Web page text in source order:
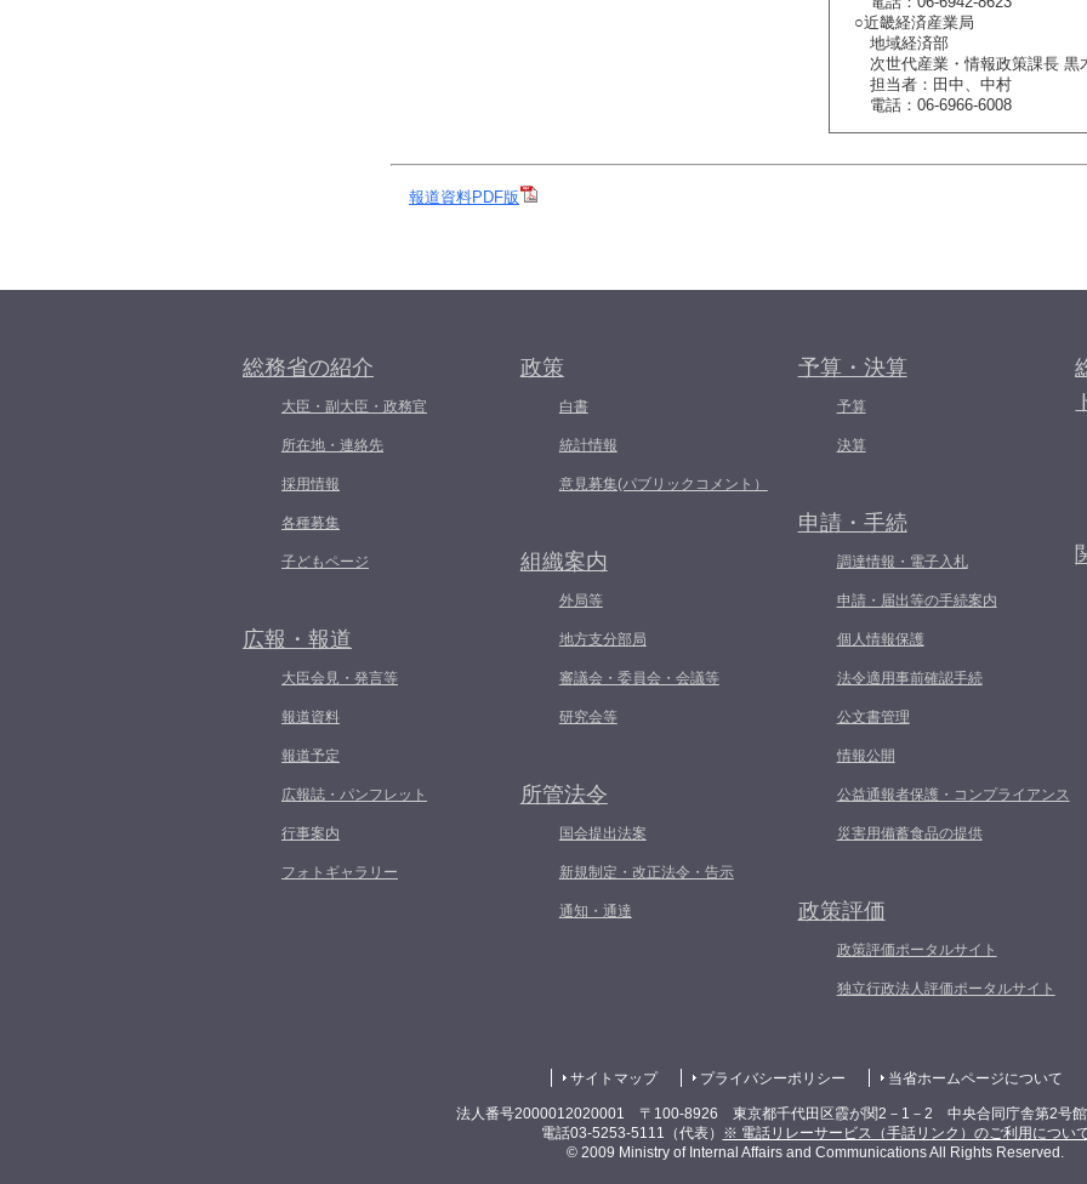
○近畿経済産業局
地域経済部
次世代産業・情報政策課長 黒
担当者：田中、中村
電話：06-6966-6008
報道資料PDF版
総務省の紹介
大臣・副大臣・政務官
所在地・連絡先
採用情報
各種募集
子どもページ
広報・報道
大臣会見・発言等
報道資料
報道予定
広報誌・パンフレット
行事案内
フォトギャラリー
政策
白書
統計情報
意見募集(パブリックコメント）
組織案内
外局等
地方支分部局
審議会・委員会・会議等
研究会等
所管法令
国会提出法案
新規制定・改正法令・告示
通知・通達
予算・決算
予算
決算
申請・手続
調達情報・電子入札
申請・届出等の手続案内
個人情報保護
法令適用事前確認手続
公文書管理
情報公開
公益通報者保護・コンプライアンス
災害用備蓄食品の提供
政策評価
政策評価ポータルサイト
独立行政法人評価ポータルサイト
サイトマップ プライバシーポリシー 当省ホームページについて
法人番号2000012020001 〒100-8926 東京都千代田区霞が関2－1－2 中央合同庁舎第2号館
電話03-5253-5111（代表）
※ 電話リレーサービス（手話リンク）のご利用につい
© 2009 Ministry of Internal Affairs and Communications All Rights Reserved.